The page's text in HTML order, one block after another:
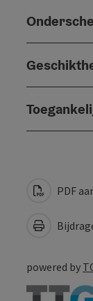
PDF
powered by